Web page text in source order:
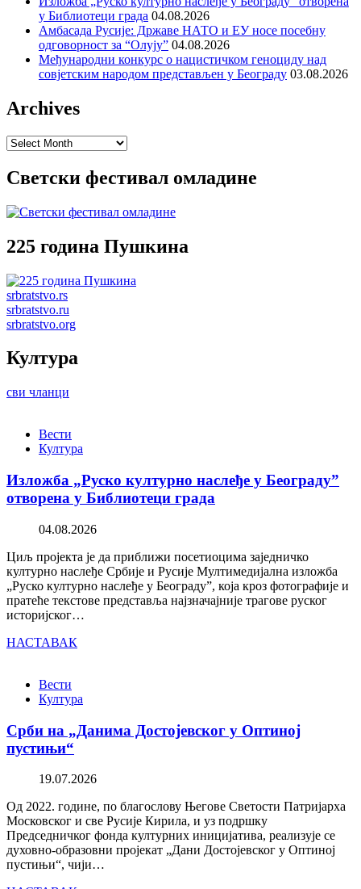
у Библиотеци града 04.08.2026
Амбасада Русије: Државе НАТО и ЕУ носе посебну
одговорност за “Олују” 04.08.2026
Међународни конкурс о нацистичком геноциду над
совјетским народом представљен у Београду 03.08.2026
Archives
Archives
Светски фестивал омладине
225 година Пушкина
srbratstvo.rs
srbratstvo.ru
srbratstvo.org
Култура
сви чланци
Вести
Култура
Изложба „Руско културно наслеђе у Београду”
отворена у Библиотеци града
04.08.2026
Циљ пројекта је да приближи посетиоцима заједничко
културно наслеђе Србије и Русије Мултимедијална изложба
„Руско културно наслеђе у Београду”, која кроз фотографије и
пратеће текстове представља најзначајније трагове руског
историјског…
НАСТАВАК
Вести
Култура
Срби на „Данима Достојевског у Оптиној
пустињи“
19.07.2026
Од 2022. године, по благослову Његове Светости Патријарха
Московског и све Русије Кирила, и уз подршку
Председничког фонда културних иницијатива, реализује се
духовно-образовни пројекат „Дани Достојевског у Оптиној
пустињи“, чији…